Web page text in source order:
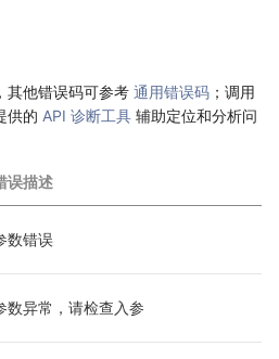
其他错误码可参考 通用错误码 ；调用
供的 API 诊断工具 辅助定位和分析问
误描述
数错误
数异常，请检查入参